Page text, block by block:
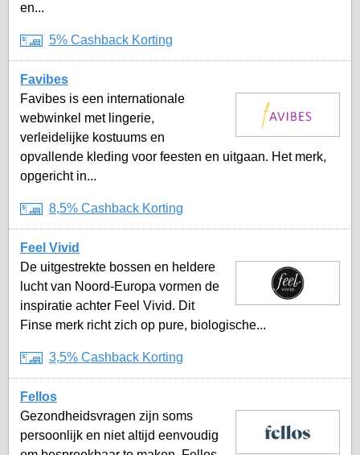
en...
5% Cashback Korting
Favibes
Favibes is een internationale
webwinkel met lingerie,
verleidelijke kostuums en
opvallende kleding voor feesten en uitgaan. Het merk,
opgericht in...
8,5% Cashback Korting
Feel Vivid
De uitgestrekte bossen en heldere
lucht van Noord-Europa vormen de
inspiratie achter Feel Vivid. Dit
Finse merk richt zich op pure, biologische...
3,5% Cashback Korting
Fellos
Gezondheidsvragen zijn soms
persoonlijk en niet altijd eenvoudig